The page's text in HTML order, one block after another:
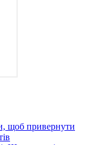
щоб привернути